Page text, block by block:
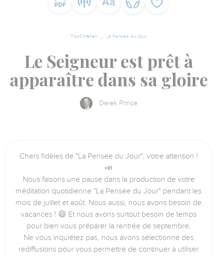
TopChrétien La Pensée du Jour
Le Seigneur est prêt à
apparaître dans sa gloire
Derek Prince
Chers fidèles de "La Pensée du Jour", votre attention !
📣
Nous faisons une pause dans la production de votre
méditation quotidienne "La Pensée du Jour" pendant les
mois de juillet et août. Nous aussi, nous avons besoin de
vacances ! 😄 Et nous avons surtout besoin de temps
pour bien vous préparer la rentrée de septembre.
Ne vous inquiétez pas, nous avons sélectionné des
rediffusions pour vous permettre de continuer à utiliser